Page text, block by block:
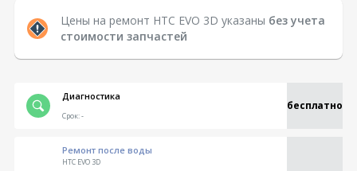
Цены на ремонт HTC EVO 3D указаны без учета
стоимости запчастей
Диагностика
бесплатно
Срок:-
Ремонт после воды
HTC EVO 3D